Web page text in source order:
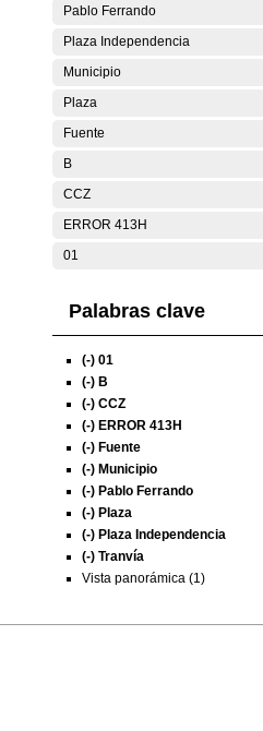
Pablo Ferrando
Plaza Independencia
Municipio
Plaza
Fuente
B
CCZ
ERROR 413H
01
Palabras clave
(-) 01
(-) B
(-) CCZ
(-) ERROR 413H
(-) Fuente
(-) Municipio
(-) Pablo Ferrando
(-) Plaza
(-) Plaza Independencia
(-) Tranvía
Vista panorámica (1)